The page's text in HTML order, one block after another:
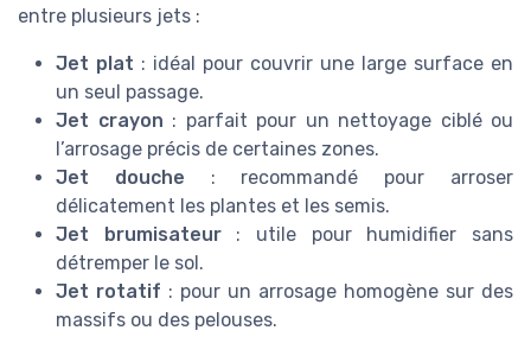
entre plusieurs jets :
Jet plat : idéal pour couvrir une large surface en
un seul passage.
Jet crayon : parfait pour un nettoyage ciblé ou
l’arrosage précis de certaines zones.
Jet douche : recommandé pour arroser
délicatement les plantes et les semis.
Jet brumisateur: utile pour humidifier sans
détremper le sol.
Jet rotatif : pour un arrosage homogène sur des
massifs ou des pelouses.